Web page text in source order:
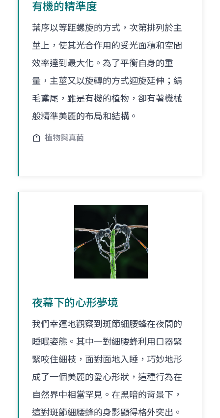
有機的精準度
葉序以等距螺旋的方式，次第排列於主
莖上，使其光合作用的受光面積和空間
效率達到最大化。為了平衡自身的重
量，主莖又以旋轉的方式迴旋延伸；絹
毛鳶尾，雖是有機的植物，卻有著機械
般精準美麗的布局和結構。
植物與真菌
夜幕下的心形夢境
我們幸運地觀察到斑節細腰蜂在夜間的
睡眠姿態。其中一對細腰蜂利用口器緊
緊咬住細枝，面對面地入睡，巧妙地形
成了一個美麗的愛心形狀，這種行為在
自然界中相當罕見。在黑暗的背景下，
這對斑節細腰蜂的身影顯得格外突出。